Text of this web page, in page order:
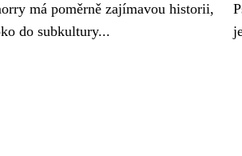
má poměrně zajímavou historii,
do subkultury...